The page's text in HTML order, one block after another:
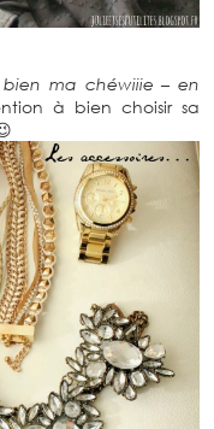
bien ma chéwiiie – en
à bien choisir sa